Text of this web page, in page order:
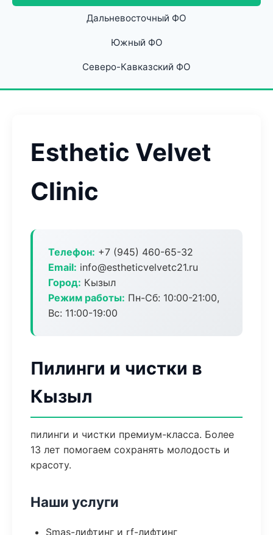
Дальневосточный ФО
Южный ФО
Северо-Кавказский ФО
Esthetic Velvet
Clinic
Телефон: +7 (945) 460-65-32
Email: info@estheticvelvetc21.ru
Город: Кызыл
Режим работы: Пн-Сб: 10:00-21:00,
Вс: 11:00-19:00
Пилинги и чистки в
Кызыл
пилинги и чистки премиум-класса. Более
13 лет помогаем сохранять молодость и
красоту.
Наши услуги
Smas-лифтинг и rf-лифтинг